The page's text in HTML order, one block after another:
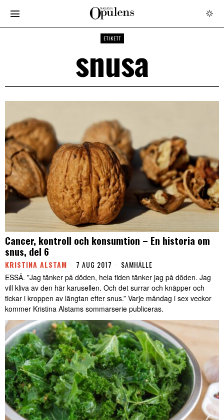
ETIKETT
snusa
Cancer, kontroll och konsumtion – En historia om
snus, del 6
KRISTINA ALSTAM 7 AUG 2017 SAMHÄLLE
ESSÄ. ”Jag tänker på döden, hela tiden tänker jag på döden. Jag
vill kliva av den här karusellen. Och det surrar och knäpper och
tickar i kroppen av längtan efter snus.” Varje måndag i sex veckor
kommer Kristina Alstams sommarserie publiceras.